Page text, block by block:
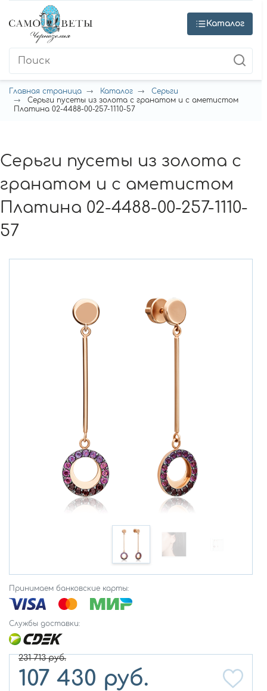
Каталог
Главная страница Каталог
Серьги
Серьги пусеты из золота с гранатом и с аметистом
Платина 02-4488-00-257-1110-57
Серьги пусеты из золота с
гранатом и с аметистом
Платина 02-4488-00-257-1110-
57
Принимаем банковские карты:
Службы доставки:
231 713руб.
107 430 руб.